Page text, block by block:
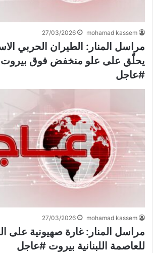
mohamad kassem
27/03/2026
مراسل المنار: الطيران الحربي
يحلّق على علو منخفض فوق بيروت
#عاجل
mohamad kassem
27/03/2026
مراسل المنار: غارة صهيونية على
للعاصمة اللبنانية بيروت #عاجل